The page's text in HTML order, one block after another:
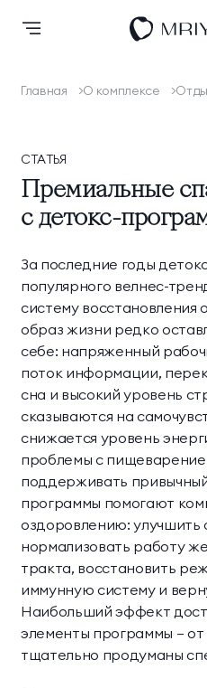
Главная О комплексе
СТАТЬЯ
Премиальные
с детокс-
За последние годы
популярного велнес-
систему
образ жизни редко
себе: напряженный
поток информации,
сна и высокий уровень
сказываются на
снижается уровень
проблемы с
поддерживать
программы помогают
оздоровлению: улучшить
нормализовать работу
тракта, восстановить
иммунную систему и
Наибольший эффект
элементы программы —
тщательно продуманы
Назад
Подробнее
Классические
программы
Инфузионные
коктейли
Назад
Новые номера
Премьер Делюкс
Шарм Делюкс
Номера
Королевский люкс
Коннект Делюкс
Пентхаус
Апартаменты
Апартаменты «Имение
Сёгуна»
Виллы
Спа
Назад
Спорт и активный
Ресторан КОСМО
Тематические парки
Эксперты
Научная
Назад
Здорового Долголетия
2024
О комплексе
Назад
разрешительная
документация
Программа
лояльности
Контакты
Контакты
МЕССЕНДЖЕРЫ И СОЦ.